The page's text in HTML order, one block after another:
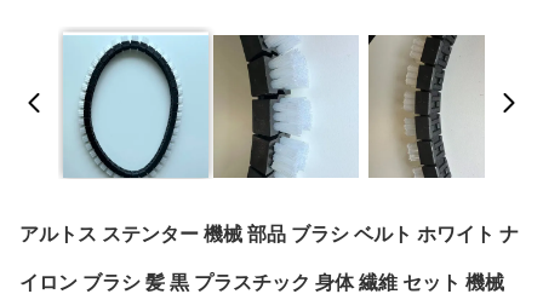
アルトス ステンター 機械 部品 ブラシ ベルト ホワイト ナ
イロン ブラシ 髪 黒 プラスチック 身体 繊維 セット 機械